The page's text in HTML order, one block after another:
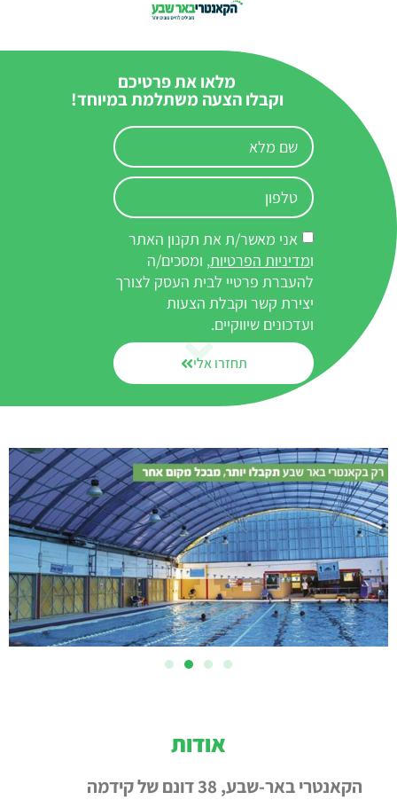
מלאו את פרטיכם
וקבלו הצעה משתלמת במיוחד!
אני מאשר/ת את תקנון האתר
ומדיניות הפרטיות, ומסכים/ה
להעברת פרטיי לבית העסק לצורך
יצירת קשר וקבלת הצעות
ועדכונים שיווקיים.
תחזרו אלי
אודות
הקאנטרי באר-שבע, 38 דונם של קידמה